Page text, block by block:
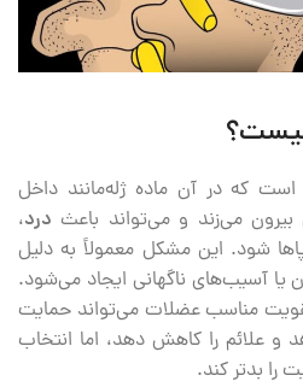
که در آن ماده ژله‌مانند داخل
می‌زند و می‌تواند باعث درد،
شود. این مشکل معمولاً به دلیل
یا آسیب‌های ناگهانی ایجاد می‌شود.
مناسب عضلات می‌تواند حمایت
و علائم را کاهش دهد، اما انتخاب
را بدتر کند.